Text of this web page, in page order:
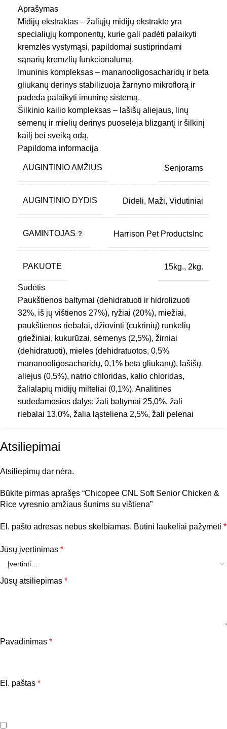
Aprašymas
Midijų ekstraktas – žaliųjų midijų ekstrakte yra
specialiųjų komponentų, kurie gali padėti palaikyti
kremzlės vystymąsi, papildomai sustiprindami
sąnarių kremzlių funkcionalumą.
Imuninis kompleksas – mananooligosacharidų ir beta
gliukanų derinys stabilizuoja žarnyno mikroflorą ir
padeda palaikyti imuninę sistemą.
Šilkinio kailio kompleksas – lašišų aliejaus, linų
sėmenų ir mielių derinys puoselėja blizgantį ir šilkinį
kailį bei sveiką odą.
Minkštos, pusiau drėgnos granulės.
Papildyta vitaminu E, kuris yra metabolitiškai aktyvus
antioksidantas ir gali apsaugoti organizmo ląsteles
nuo žalingo laisvųjų radikalų poveikio.
Papildoma informacija
AUGINTINIO AMŽIUS Senjorams
AUGINTINIO DYDIS Dideli, Maži, Vidutiniai
GAMINTOJAS Harrison Pet ProductsInc
PAKUOTĖ 15kg., 2kg.
PREKINIS ŽENKLAS Chicopee
PRODUKTO SUDĖTIS Su paukštiena
TIPAS Sausas maistas
Sudėtis
Paukštienos baltymai (dehidratuoti ir hidrolizuoti
32%, iš jų vištienos 27%), ryžiai (20%), miežiai,
paukštienos riebalai, džiovinti (cukrinių) runkelių
griežiniai, kukurūzai, sėmenys (2,5%), žirniai
(dehidratuoti), mielės (dehidratuotos, 0,5%
mananooligosacharidų, 0,1% beta gliukanų), lašišų
aliejus (0,5%), natrio chloridas, kalio chloridas,
žalialapių midijų milteliai (0,1%). Analitinės
sudedamosios dalys: žali baltymai 25,0%, žali
riebalai 13,0%, žalia ląsteliena 2,5%, žali pelenai
vitaminas D3 1.250 TV, vitaminas E 450 mg, varis
oksidas) 90 mg, cinkas (aminorūgščių cinko chelatas
hidratas) 45 mg, jodas (kalcio jodatas, bevandenis) 2
mg, selenas (natrio selenitas) 0,2 mg.
Atsiliepimai
Atsiliepimų dar nėra.
Būkite pirmas aprašęs “Chicopee CNL Soft Senior Chicken &
Rice vyresnio amžiaus šunims su vištiena”
El. pašto adresas nebus skelbiamas. Būtini laukeliai pažymėti *
Jūsų įvertinimas *
Jūsų atsiliepimas *
Pavadinimas *
El. paštas *